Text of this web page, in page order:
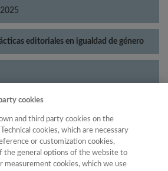
editoriales en igualdad de género
cookies
and third party cookies on the
cookies, which are necessary
or customization cookies,
the general options of the website to
measurement cookies, which we use